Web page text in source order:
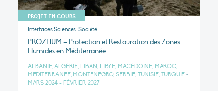
PROJET EN COURS
Interfaces Sciences-Société
PROZHUM – Protection et Restauration des Zones
Humides en Méditerranée
ALBANIE, ALGÉRIE, LIBAN, LIBYE, MACÉDOINE, MAROC,
MÉDITERRANÉE, MONTÉNÉGRO, SERBIE, TUNISIE, TURQUIE •
MARS 2024 - FÉVRIER 2027